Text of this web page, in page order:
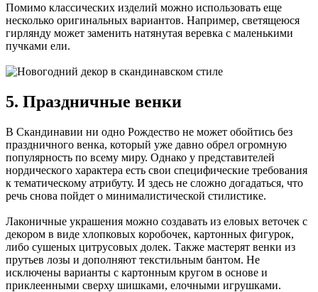
Помимо классических изделий можно использовать еще
несколько оригинальных вариантов. Например, светящеюся
гирлянду может заменить натянутая веревка с маленькими
пучками ели.
5. Праздничные венки
В Скандинавии ни одно Рождество не может обойтись без
праздничного венка, который уже давно обрел огромную
популярность по всему миру. Однако у представителей
нордического характера есть свои специфические требования
к тематическому атрибуту. И здесь не сложно догадаться, что
речь снова пойдет о минималистической стилистике.
Лаконичные украшения можно создавать из еловых веточек с
декором в виде хлопковых коробочек, картонных фигурок,
либо сушеных цитрусовых долек. Также мастерят венки из
прутьев лозы и дополняют текстильным бантом. Не
исключены варианты с картонным кругом в основе и
приклеенными сверху шишками, елочными игрушками.